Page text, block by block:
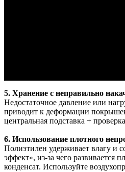
5. Хранение с неправильно
Недостаточное давление или
приводит к деформации
центральная подставка +
6. Использование плотного
Полиэтилен удерживает влагу и
эффект», из-за чего развивается
конденсат. Используйте